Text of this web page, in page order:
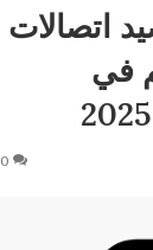
اتصالات
في
0